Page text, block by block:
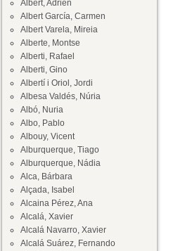
Albert, Adrien
Albert García, Carmen
Albert Varela, Mireia
Alberte, Montse
Alberti, Rafael
Alberti, Gino
Albertí i Oriol, Jordi
Albesa Valdés, Núria
Albó, Nuria
Albo, Pablo
Albouy, Vicent
Alburquerque, Tiago
Alburquerque, Nádia
Alca, Bárbara
Alçada, Isabel
Alcaina Pérez, Ana
Alcalá, Xavier
Alcalá Navarro, Xavier
Alcalá Suárez, Fernando